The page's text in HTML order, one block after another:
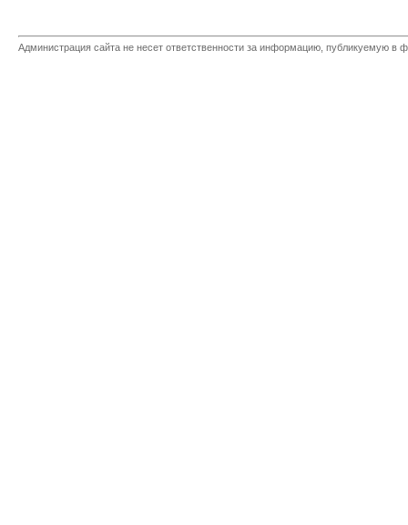
Администрация сайта не несет ответственности за информацию, публикуемую